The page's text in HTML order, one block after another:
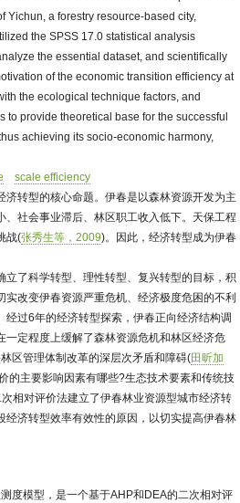
Yichun, a forestry resource-based city,
the SPSS 17.0 statistical analysis
the essential dataset, and scientifically
of the economic transition efficiency at
the ecological technique factors, and
provide theoretical base for the successful
achieving its socio-economic harmony,
scale efficiency
转型的核心命题。伊春是以森林资源开发为主
社会事业滞后、林区职工收入低下。天保工程
战(张秀生等，2009)。因此，经济转型成为伊春
了科学转型、理性转型、复兴转型的目标，积
改变伊春资源严重危机、经济极度危困的不利
经过6年的经济转型探索，伊春正向经济结构调
定程度上缓解了森林资源危机和林区经济危
区管理体制改革的深层次矛盾和障碍(田昕加
的主要影响因素有哪些?生态技术要素和传统技
相对评价法建立了伊春林业资源型城市经济转
济转型效率有效性的原因，以切实提高伊春林
度模型，是一个基于AHP和DEA的二次相对评